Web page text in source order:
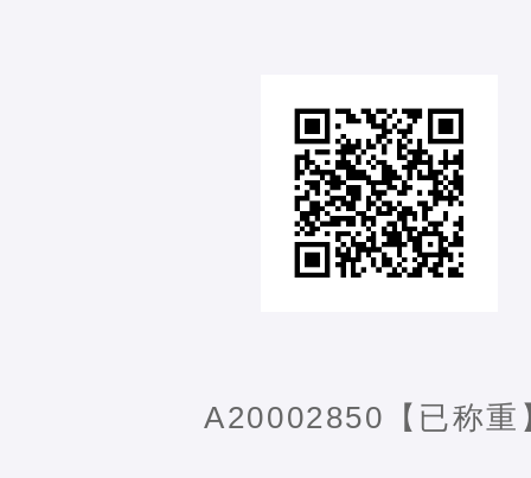
A20002850【已称重